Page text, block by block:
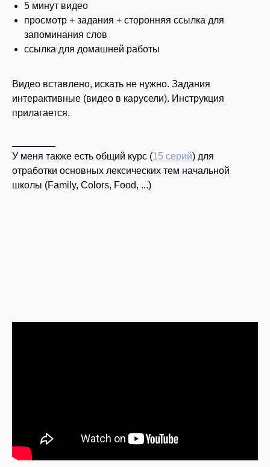
5 минут видео
просмотр + задания + сторонняя ссылка для
запоминания слов
ссылка для домашней работы
Видео вставлено, искать не нужно. Задания
интерактивные (видео в карусели). Инструкция
прилагается.
У меня также есть общий курс (15 серий) для
отработки основных лексических тем начальной
школы (Family, Colors, Food, ...)